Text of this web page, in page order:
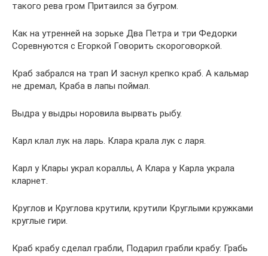
такого рева гром Притаился за бугром.
Как на утренней на зорьке Два Петра и три Федорки
Соревнуются с Егоркой Говорить скороговоркой.
Краб забрался на трап И заснул крепко краб. А кальмар
не дремал, Краба в лапы поймал.
Выдра у выдры норовила вырвать рыбу.
Карл клал лук на ларь. Клара крала лук с ларя.
Карл у Клары украл кораллы, А Клара у Карла украла
кларнет.
Круглов и Круглова крутили, крутили Круглыми кружками
круглые гири.
Краб крабу сделал грабли, Подарил грабли крабу: Грабь